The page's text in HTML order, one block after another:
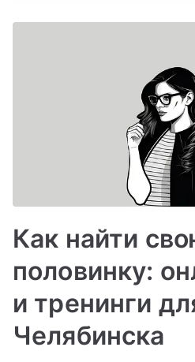
Как найти
половинку:
и тренинги
Челябинска